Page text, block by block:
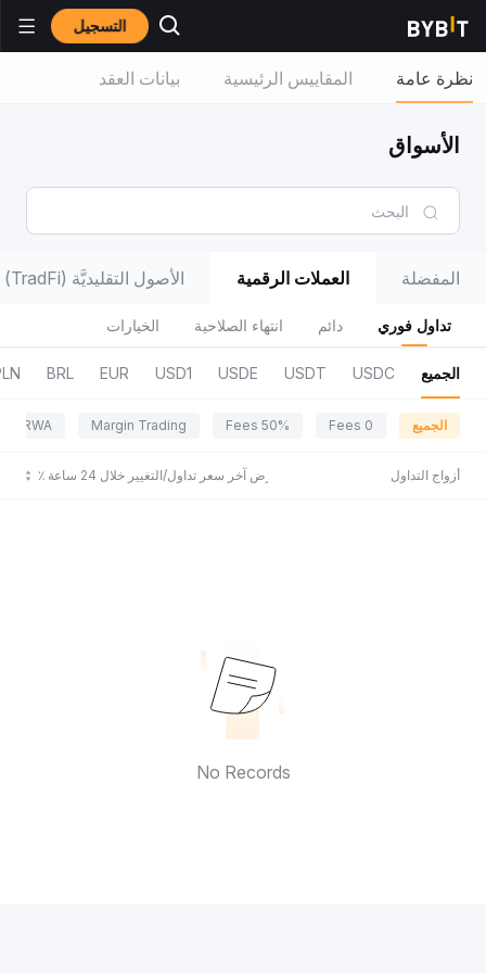
التسجيل
نظرة عامة المقاييس الرئيسية بيانات العقد
الأسواق
المفضلة العملات الرقمية الأصول التقليديَّة (TradFi)
تداول فوري دائم انتهاء الصلاحية الخيارات
الجميع USDC
USDT
USDE
USD1
EUR
BRL
الجميع 0 Fees
50% Fees
Margin Trading
RWA
أزواج التداول عرض آخر سعر تداول/التغيير خلال 24 ساعة ٪
No Records